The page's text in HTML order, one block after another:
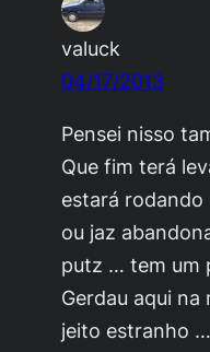
valuck
04/17/2013
Pensei nisso
Que fim terá
estará rodando
ou jaz
putz … tem um
Gerdau aqui na
jeito estranho